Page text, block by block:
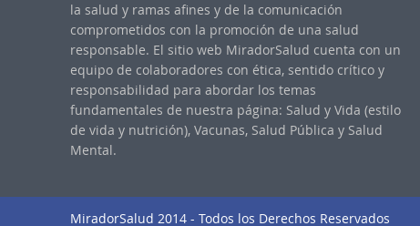
la salud y ramas afines y de la comunicación
comprometidos con la promoción de una salud
responsable. El sitio web MiradorSalud cuenta con un
equipo de colaboradores con ética, sentido crítico y
responsabilidad para abordar los temas
fundamentales de nuestra página: Salud y Vida (estilo
de vida y nutrición), Vacunas, Salud Pública y Salud
Mental.
MiradorSalud 2014 - Todos los Derechos Reservados